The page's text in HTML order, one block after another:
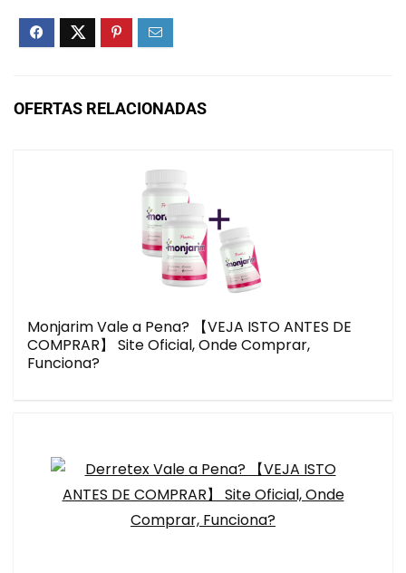
OFERTAS RELACIONADAS
Monjarim Vale a Pena? 【VEJA ISTO ANTES DE
COMPRAR】 Site Oficial, Onde Comprar,
Funciona?